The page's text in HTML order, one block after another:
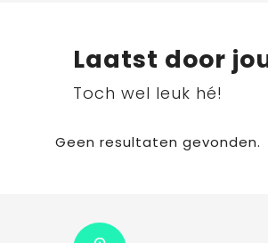
Laatst door
Toch wel leuk hé!
Geen resultaten gevonden.